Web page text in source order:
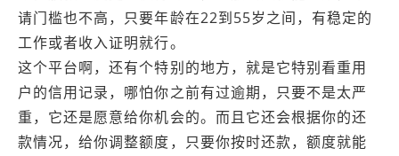
请门槛也不高，只要年龄在22到55岁之间，有稳定的
工作或者收入证明就行。
这个平台啊，还有个特别的地方，就是它特别看重用
户的信用记录，哪怕你之前有过逾期，只要不是太严
重，它还是愿意给你机会的。而且它还会根据你的还
款情况，给你调整额度，只要你按时还款，额度就能